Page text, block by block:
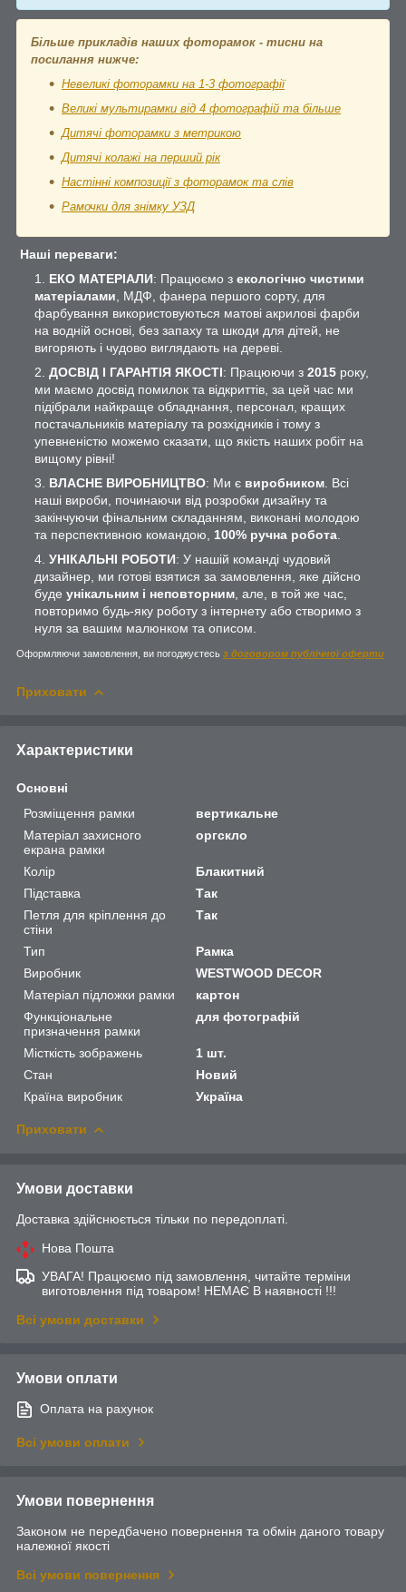
Більше прикладів наших фоторамок - тисни на
посилання нижче:
Невеликі фоторамки на 1-3 фотографії
Великі мультирамки від 4 фотографій та більше
Дитячі фоторамки з метрикою
Дитячі колажі на перший рік
Настінні композиції з фоторамок та слів
Рамочки для знімку УЗД
Наші переваги:
ЕКО МАТЕРІАЛИ: Працюємо з екологічно чистими
матеріалами , МДФ, фанера першого сорту, для
фарбування використовуються матові акрилові фарби
на водній основі, без запаху та шкоди для дітей, не
вигоряють і чудово виглядають на дереві.
ДОСВІД І ГАРАНТІЯ ЯКОСТІ: Працюючи з 2015 року,
ми маємо досвід помилок та відкриттів, за цей час ми
підібрали найкраще обладнання, персонал, кращих
постачальників матеріалу та розхідників і тому з
упевненістю можемо сказати, що якість наших робіт на
вищому рівні!
ВЛАСНЕ ВИРОБНИЦТВО: Ми є виробником . Всі
наші вироби, починаючи від розробки дизайну та
закінчуючи фінальним складанням, виконані молодою
та перспективною командою, 100% ручна робота
УНІКАЛЬНІ РОБОТИ: У нашій команді чудовий
дизайнер, ми готові взятися за замовлення, яке дійсно
буде унікальним і неповторним , але, в той же час,
повторимо будь-яку роботу з інтернету або створимо з
нуля за вашим малюнком та описом.
Оформляючи замовлення, ви погоджуєтесь з договором публічної оферти
Приховати
Характеристики
Основні
Розміщення рамки
вертикальне
Матеріал захисного
екрана рамки
оргскло
Колір
Блакитний
Підставка
Так
Петля для кріплення до
стіни
Так
Тип
Рамка
Виробник
WESTWOOD DECOR
Матеріал підложки рамки
картон
Функціональне
призначення рамки
для фотографій
Місткість зображень
1 шт.
Стан
Новий
Країна виробник
Україна
Приховати
Умови доставки
Доставка здійснюється тільки по передоплаті.
Нова Пошта
УВАГА! Працюємо під замовлення, читайте терміни
виготовлення під товаром! НЕМАЄ В наявності !!!
Всі умови доставки
Умови оплати
Оплата на рахунок
Всі умови оплати
Умови повернення
Законом не передбачено повернення та обмін даного товару
належної якості
Всі умови повернення